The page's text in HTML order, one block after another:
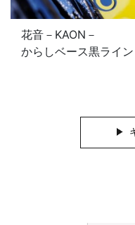
花音－KAON
深緑ベース